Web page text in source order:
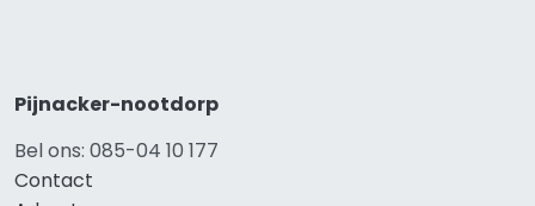
Pijnacker-nootdorp
Bel ons: 085-04 10 177
Contact